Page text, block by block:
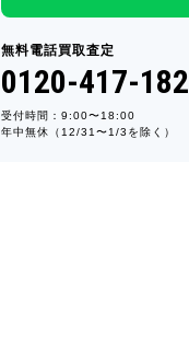
無料電話買取査定
0120-417-182
受付時間：9:00〜18:00
年中無休（12/31〜1/3を除く）